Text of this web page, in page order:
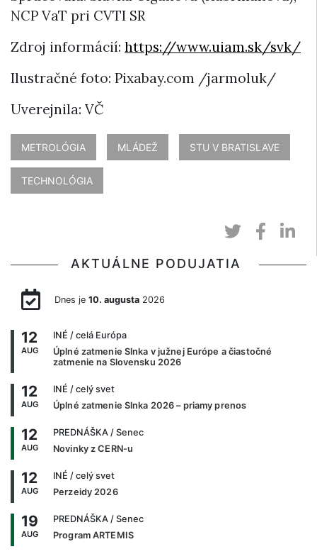
NCP VaT pri CVTI SR
Zdroj informácií: https://www.uiam.sk/svk/
Ilustračné foto: Pixabay.com /jarmoluk/
Uverejnila: VČ
METROLÓGIA MLÁDEŽ STU V BRATISLAVE
TECHNOLÓGIA
AKTUÁLNE PODUJATIA
Dnes je 10. augusta2026
12
AUG
INÉ / celá Európa
Úplné zatmenie Slnka v južnej Európe a čiastočné
zatmenie na Slovensku 2026
12
AUG
INÉ / celý svet
Úplné zatmenie Slnka 2026 – priamy prenos
12
AUG
PREDNÁŠKA / Senec
Novinky z CERN-u
12
AUG
INÉ / celý svet
Perzeidy 2026
19
AUG
PREDNÁŠKA / Senec
Program ARTEMIS